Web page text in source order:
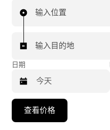
输入位置
输入目的地
日期
向
查看价格